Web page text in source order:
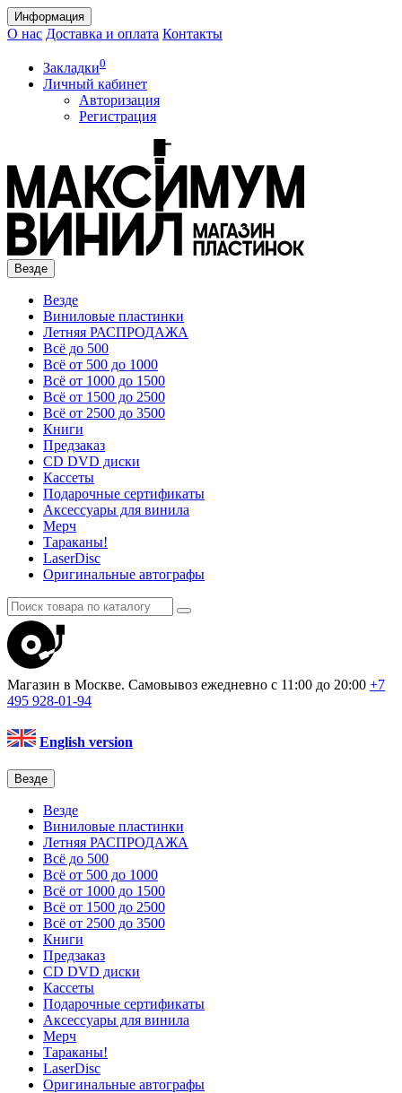
Информация
О нас Доставка и оплата Контакты
Закладки0
Личный кабинет
Авторизация
Регистрация
Везде
Везде
Виниловые пластинки
Летняя РАСПРОДАЖА
Всё до 500
Всё от 500 до 1000
Всё от 1000 до 1500
Всё от 1500 до 2500
Всё от 2500 до 3500
Книги
Предзаказ
CD DVD диски
Кассеты
Подарочные сертификаты
Аксессуары для винила
Мерч
Тараканы!
LaserDisc
Оригинальные автографы
Магазин в Москве. Самовывоз ежедневно с 11:00 до 20:00 +7
495 928-01-94
English version
Везде
Везде
Виниловые пластинки
Летняя РАСПРОДАЖА
Всё до 500
Всё от 500 до 1000
Всё от 1000 до 1500
Всё от 1500 до 2500
Всё от 2500 до 3500
Книги
Предзаказ
CD DVD диски
Кассеты
Подарочные сертификаты
Аксессуары для винила
Мерч
Тараканы!
LaserDisc
Оригинальные автографы